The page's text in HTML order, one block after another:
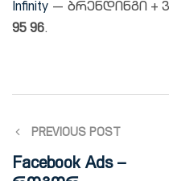
Infinity — ბრენდინგი +
95 96.
PREVIOUS POST
Facebook Ads –